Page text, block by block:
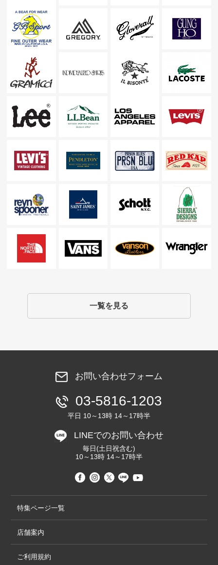
一覧を見る
お問い合わせフォーム
03-5816-1203
平日 10～13時 14～17時半
LINEでのお問い合わせ
毎日(土日祝含む)
10～13時 14～17時半
特集ページ一覧
店舗案内
ご利用規約